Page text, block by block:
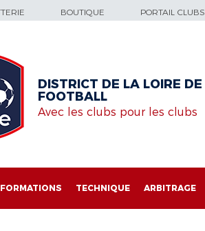
BOUTIQUE PORTAIL CLUBS
DISTRICT DE LA LOIRE DE
FOOTBALL
Avec les clubs pour les clubs
FORMATIONS TECHNIQUE ARBITRAGE